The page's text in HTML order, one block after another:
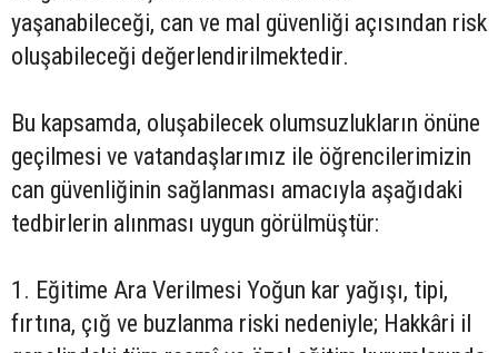
yaşanabileceği, can ve mal güvenliği açısından risk
oluşabileceği değerlendirilmektedir.
Bu kapsamda, oluşabilecek olumsuzlukların önüne
geçilmesi ve vatandaşlarımız ile öğrencilerimizin
can güvenliğinin sağlanması amacıyla aşağıdaki
tedbirlerin alınması uygun görülmüştür:
1. Eğitime Ara Verilmesi Yoğun kar yağışı, tipi,
fırtına, çığ ve buzlanma riski nedeniyle; Hakkâri il